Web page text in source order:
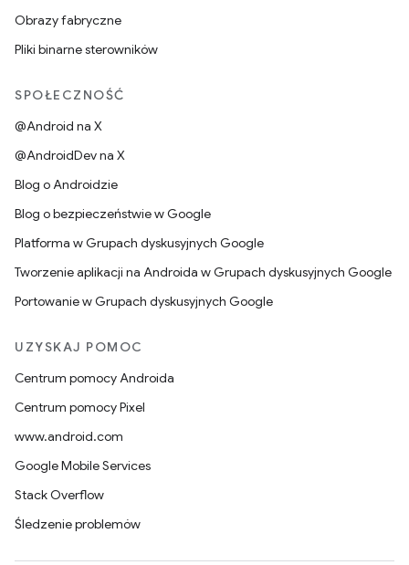
Obrazy fabryczne
Pliki binarne sterowników
SPOŁECZNOŚĆ
@Android na X
@AndroidDev na X
Blog o Androidzie
Blog o bezpieczeństwie w Google
Platforma w Grupach dyskusyjnych Google
Tworzenie aplikacji na Androida w Grupach dyskusyjnych Google
Portowanie w Grupach dyskusyjnych Google
UZYSKAJ POMOC
Centrum pomocy Androida
Centrum pomocy Pixel
www.android.com
Google Mobile Services
Stack Overflow
Śledzenie problemów